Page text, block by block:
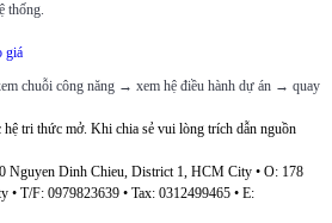
thống.
giá
chuỗi công năng → xem hệ điều hành dự án → quay
tri thức mở. Khi chia sẻ vui lòng trích dẫn nguồn
Dinh Chieu, District 1, HCM City • O: 178
T/F: 0979823639 • Tax: 0312499465 • E: